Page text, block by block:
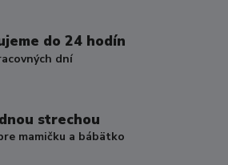
do 24 hodín
dní
strechou
mamičku a bábätko